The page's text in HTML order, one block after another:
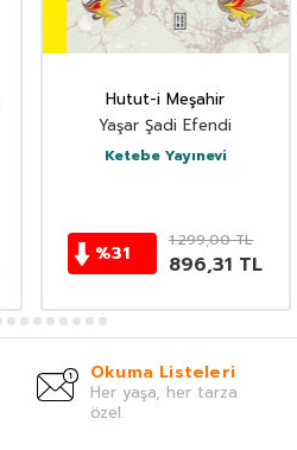
Hutut-i Meşahir
Yaşar Şadi Efendi
Ketebe Yayınevi
%31
1.299,00TL
896,31 TL
Okuma Listeleri
Her yaşa, her tarza
özel.